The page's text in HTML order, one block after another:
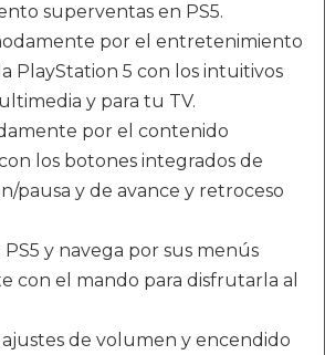
superventas en PS5.
por el entretenimiento
PlayStation 5 con los intuitivos
y para tu TV.
por el contenido
los botones integrados de
pausa y de avance y retroceso
y navega por sus menús
con el mando para disfrutarla al
de volumen y encendido